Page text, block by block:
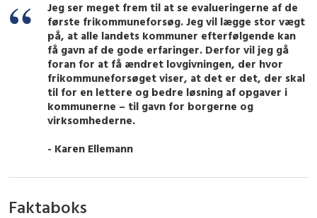
Jeg ser meget frem til at se evalueringerne af de
første frikommuneforsøg. Jeg vil lægge stor vægt
på, at alle landets kommuner efterfølgende kan
få gavn af de gode erfaringer. Derfor vil jeg gå
foran for at få ændret lovgivningen, der hvor
frikommuneforsøget viser, at det er det, der skal
til for en lettere og bedre løsning af opgaver i
kommunerne – til gavn for borgerne og
virksomhederne.
- Karen Ellemann
Faktaboks